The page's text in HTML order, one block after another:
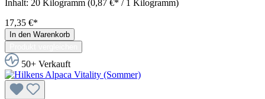
Inhalt: 20 Kilogramm (0,87 €* / 1 Kilogramm)
17,35 €*
In den Warenkorb
50+ Verkauft